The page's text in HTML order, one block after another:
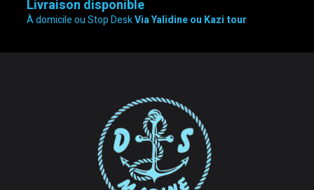
Livraison disponible
À domicile ou Stop DeskVia Yalidine ou Kazi tour